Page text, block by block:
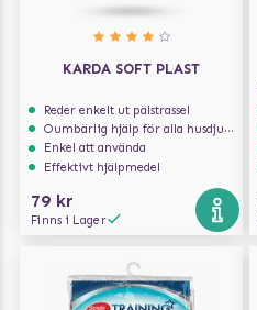
KARDA SOFT PLAST
Reder enkelt ut pälstrassel
Oumbärlig hjälp för alla husdjursägare
Enkel att använda
Effektivt hjälpmedel
79 kr
Finns i Lager